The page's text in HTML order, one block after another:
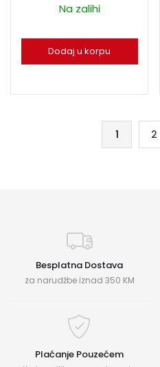
Na zalihi
Dodaj u korpu
1 2
Besplatna Dostava
za narudžbe iznad 350 KM
Plaćanje Pouzećem